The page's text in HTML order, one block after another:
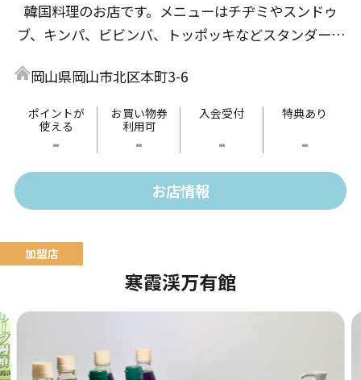
韓国料理のお店です。メニューはチヂミやスンドゥ
ブ、キンパ、ビビンバ、トッポッキなどスタンダード
ル料理と色々有りますのでお気軽にお立ち寄りくださ
い。
岡山県岡山市北区本町3-6
ポイントが
使える
-
お買い物券
利用可
-
入会受付
-
特典あり
-
お店情報
寒霞渓万有館